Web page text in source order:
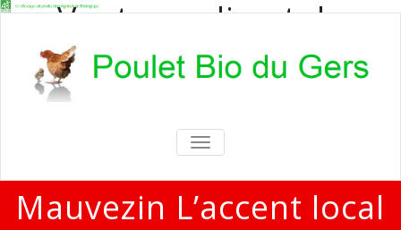
Vente en direct de
poulets bio
Vente en direct de poulets bio aux
particuliers et professionnels
TOGGLE
NAVIGATION
Mauvezin L’accent local